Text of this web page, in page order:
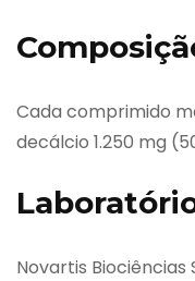
Cada comprimido
decálcio 1.250 mg
Novartis Biociências